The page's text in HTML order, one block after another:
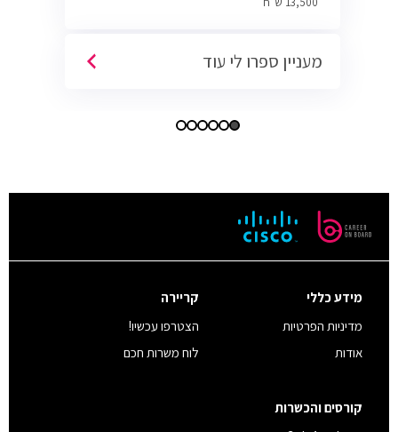
מעניין ספרו לי עוד
מידע כללי
מדיניות הפרטיות
אודות
קריירה
הצטרפו עכשיו!
לוח משרות חכם
קורסים והכשרות